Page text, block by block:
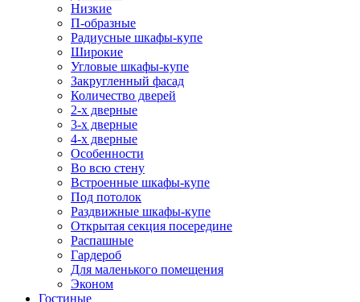
Низкие
П-образные
Радиусные шкафы-купе
Широкие
Угловые шкафы-купе
Закругленный фасад
Количество дверей
2-х дверные
3-х дверные
4-х дверные
Особенности
Во всю стену
Встроенные шкафы-купе
Под потолок
Раздвижные шкафы-купе
Открытая секция посередине
Распашные
Гардероб
Для маленького помещения
Эконом
Гостиные